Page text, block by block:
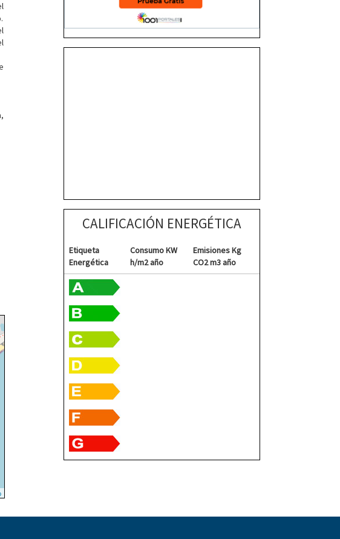
CALIFICACIÓN ENERGÉTICA
Etiqueta
Energética
Consumo KW
h/m2 año
Emisiones Kg
CO2 m3 año